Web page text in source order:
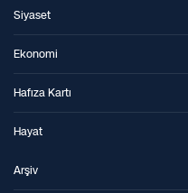
Siyaset
Ekonomi
Hafıza Kartı
Hayat
Arşiv